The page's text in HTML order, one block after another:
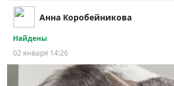
Анна Коробейникова
Найдены
02 января 14:26